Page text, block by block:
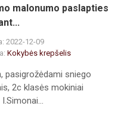
malonumo paslapties
2022-12-09
Kokybės krepšelis
pasigrožėdami sniego
2c klasės mokiniai